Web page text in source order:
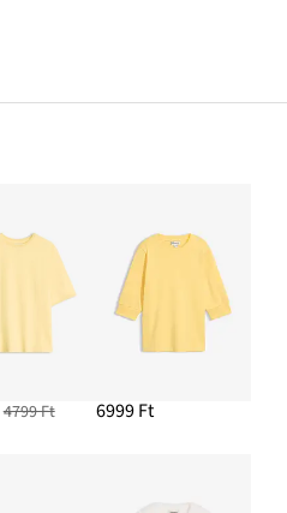
4799 Ft 6999 Ft